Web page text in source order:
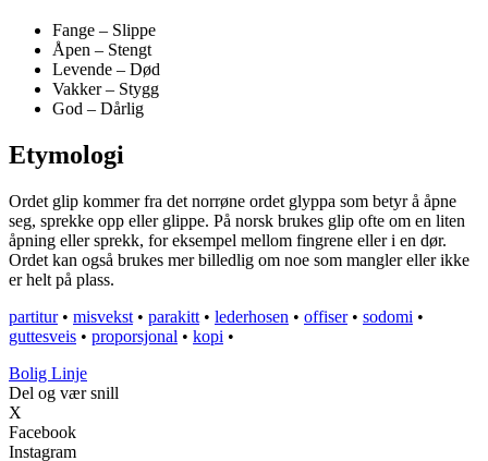
Fange – Slippe
Åpen – Stengt
Levende – Død
Vakker – Stygg
God – Dårlig
Etymologi
Ordet glip kommer fra det norrøne ordet glyppa som betyr å åpne
seg, sprekke opp eller glippe. På norsk brukes glip ofte om en liten
åpning eller sprekk, for eksempel mellom fingrene eller i en dør.
Ordet kan også brukes mer billedlig om noe som mangler eller ikke
er helt på plass.
partitur• misvekst • parakitt • lederhosen • offiser• sodomi •
guttesveis • proporsjonal • kopi •
Bolig Linje
Del og vær snill
X
Facebook
Instagram